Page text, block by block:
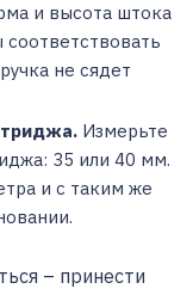
и высота штока
не сядет
Измерьте
35 или 40 мм.
и с таким же
– принести